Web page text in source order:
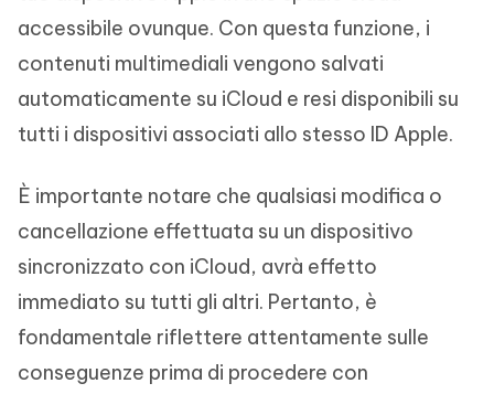
accessibile ovunque. Con questa funzione, i
contenuti multimediali vengono salvati
automaticamente su iCloud e resi disponibili su
tutti i dispositivi associati allo stesso ID Apple.
È importante notare che qualsiasi modifica o
cancellazione effettuata su un dispositivo
sincronizzato con iCloud, avrà effetto
immediato su tutti gli altri. Pertanto, è
fondamentale riflettere attentamente sulle
conseguenze prima di procedere con